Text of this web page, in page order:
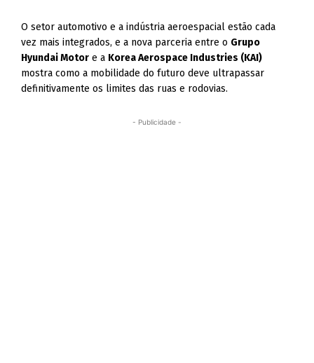
O setor automotivo e a indústria aeroespacial estão cada
vez mais integrados, e a nova parceria entre o Grupo
Hyundai Motor e a Korea Aerospace Industries (KAI)
mostra como a mobilidade do futuro deve ultrapassar
definitivamente os limites das ruas e rodovias.
- Publicidade -